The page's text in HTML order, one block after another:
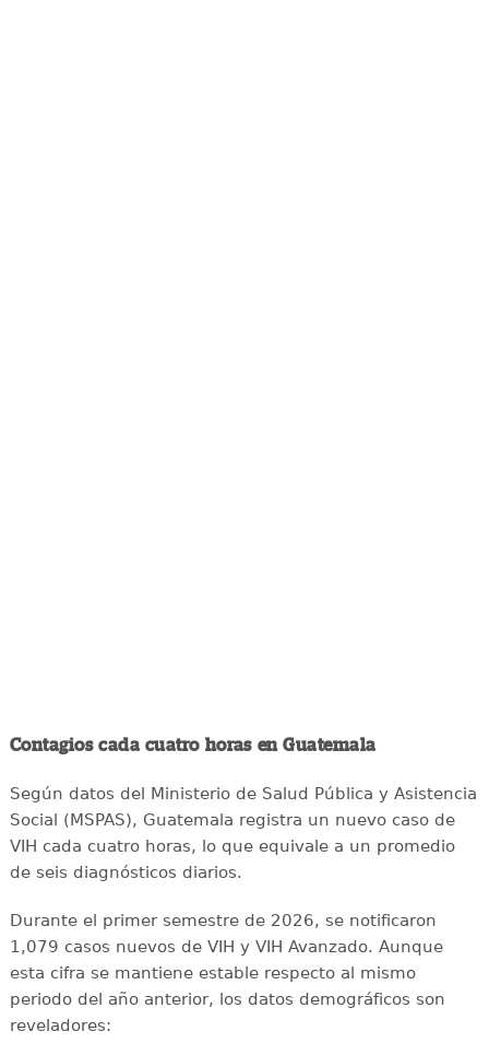
Contagios cada cuatro horas en Guatemala
Según datos del Ministerio de Salud Pública y Asistencia
Social (MSPAS), Guatemala registra un nuevo caso de
VIH cada cuatro horas, lo que equivale a un promedio
de seis diagnósticos diarios.
Durante el primer semestre de 2026, se notificaron
1,079 casos nuevos de VIH y VIH Avanzado. Aunque
esta cifra se mantiene estable respecto al mismo
periodo del año anterior, los datos demográficos son
reveladores: